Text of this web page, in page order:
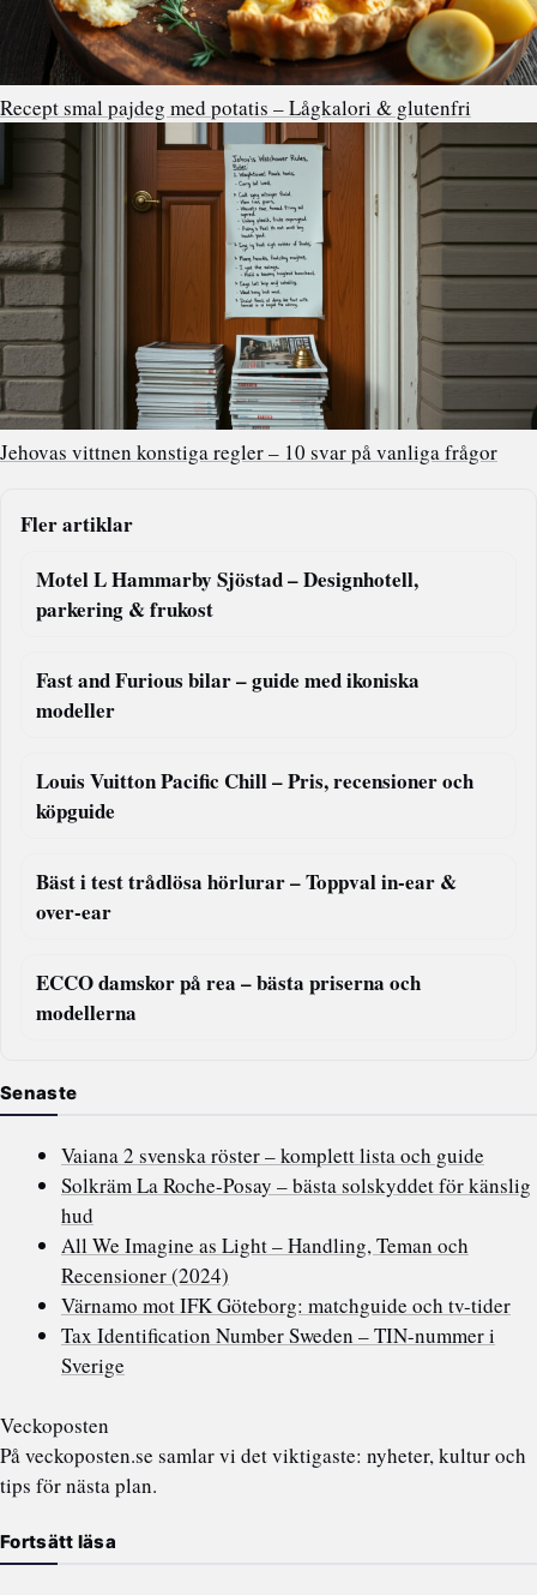
Recept smal pajdeg med potatis – Lågkalori & glutenfri
Jehovas vittnen konstiga regler – 10 svar på vanliga frågor
Fler artiklar
Motel L Hammarby Sjöstad – Designhotell,
parkering & frukost
Fast and Furious bilar – guide med ikoniska
modeller
Louis Vuitton Pacific Chill – Pris, recensioner och
köpguide
Bäst i test trådlösa hörlurar – Toppval in-ear &
over-ear
ECCO damskor på rea – bästa priserna och
modellerna
Senaste
Vaiana 2 svenska röster – komplett lista och guide
Solkräm La Roche-Posay – bästa solskyddet för känslig
hud
All We Imagine as Light – Handling, Teman och
Recensioner (2024)
Värnamo mot IFK Göteborg: matchguide och tv-tider
Tax Identification Number Sweden – TIN-nummer i
Sverige
Veckoposten
På veckoposten.se samlar vi det viktigaste: nyheter, kultur och
tips för nästa plan.
Fortsätt läsa